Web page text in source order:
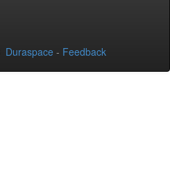
Duraspace - Feedback